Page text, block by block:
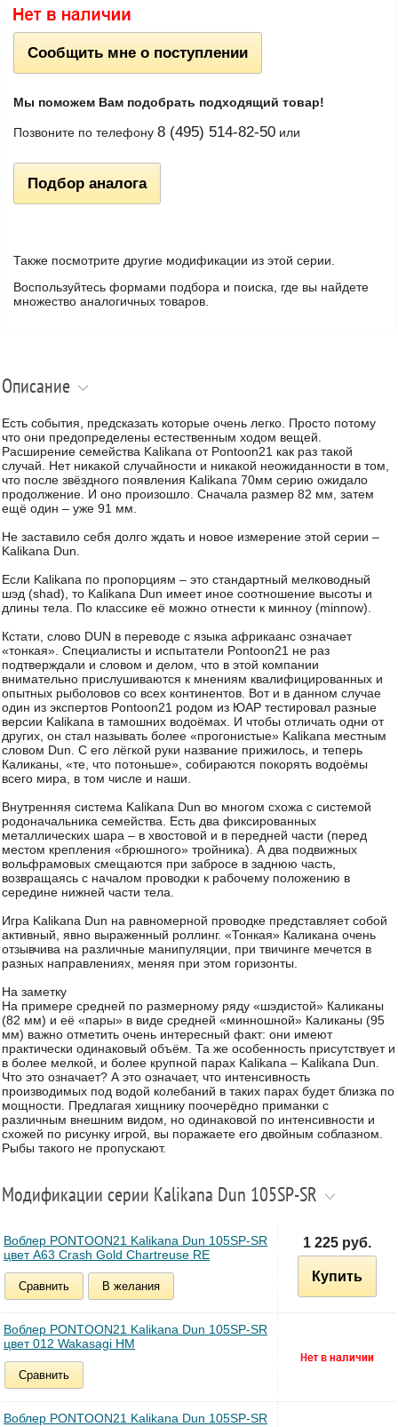
Сообщить мне о поступлении
Мы поможем Вам подобрать подходящий товар!
Позвоните по телефону 8 (495) 514-82-50 или
Подбор аналога
Также посмотрите другие модификации из этой серии.
Воспользуйтесь формами подбора и поиска, где вы найдете
множество аналогичных товаров.
Описание
Есть события, предсказать которые очень легко. Просто потому
что они предопределены естественным ходом вещей.
Расширение семейства Kalikana от Pontoon21 как раз такой
случай. Нет никакой случайности и никакой неожиданности в том,
что после звёздного появления Kalikana 70мм серию ожидало
продолжение. И оно произошло. Сначала размер 82 мм, затем
ещё один – уже 91 мм.
Не заставило себя долго ждать и новое измерение этой серии –
Kalikana Dun.
Если Kalikana по пропорциям – это стандартный мелководный
шэд (shad), то Kalikana Dun имеет иное соотношение высоты и
длины тела. По классике её можно отнести к минноу (minnow).
Кстати, слово DUN в переводе с языка африкаанс означает
«тонкая». Специалисты и испытатели Pontoon21 не раз
подтверждали и словом и делом, что в этой компании
внимательно прислушиваются к мнениям квалифицированных и
опытных рыболовов со всех континентов. Вот и в данном случае
один из экспертов Pontoon21 родом из ЮАР тестировал разные
версии Kalikana в тамошних водоёмах. И чтобы отличать одни от
других, он стал называть более «прогонистые» Kalikana местным
словом Dun. С его лёгкой руки название прижилось, и теперь
Каликаны, «те, что потоньше», собираются покорять водоёмы
всего мира, в том числе и наши.
Внутренняя система Kalikana Dun во многом схожа с системой
родоначальника семейства. Есть два фиксированных
металлических шара – в хвостовой и в передней части (перед
местом крепления «брюшного» тройника). А два подвижных
вольфрамовых смещаются при забросе в заднюю часть,
возвращаясь с началом проводки к рабочему положению в
середине нижней части тела.
Игра Kalikana Dun на равномерной проводке представляет собой
активный, явно выраженный роллинг. «Тонкая» Каликана очень
отзывчива на различные манипуляции, при твичинге мечется в
разных направлениях, меняя при этом горизонты.
На заметку
На примере средней по размерному ряду «шэдистой» Каликаны
(82 мм) и её «пары» в виде средней «минношной» Каликаны (95
мм) важно отметить очень интересный факт: они имеют
практически одинаковый объём. Та же особенность присутствует и
в более мелкой, и более крупной парах Kalikana – Kalikana Dun.
Что это означает? А это означает, что интенсивность
производимых под водой колебаний в таких парах будет близка по
мощности. Предлагая хищнику поочерёдно приманки с
различным внешним видом, но одинаковой по интенсивности и
схожей по рисунку игрой, вы поражаете его двойным соблазном.
Рыбы такого не пропускают.
Модификации серии Kalikana Dun 105SP-SR
Воблер PONTOON21 Kalikana Dun 105SP-SR
цвет A63 Crash Gold Chartreuse RE
Сравнить В желания
1 225 руб.
Купить
Воблер PONTOON21 Kalikana Dun 105SP-SR
цвет 012 Wakasagi HM
Сравнить
Воблер PONTOON21 Kalikana Dun 105SP-SR